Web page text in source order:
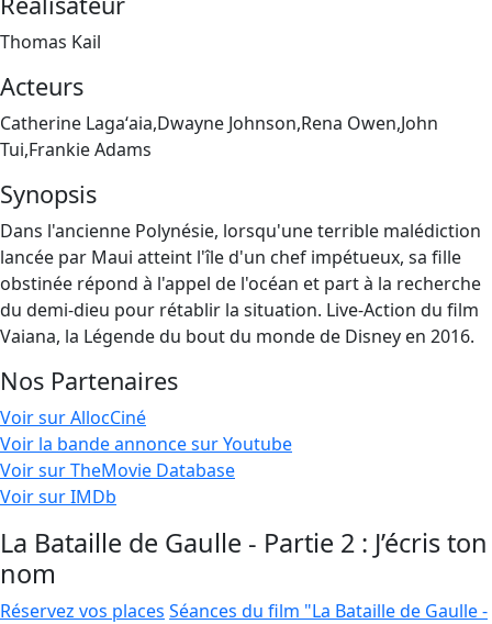
Thomas Kail
Acteurs
Catherine Lagaʻaia,Dwayne Johnson,Rena Owen,John
Tui,Frankie Adams
Synopsis
Dans l'ancienne Polynésie, lorsqu'une terrible malédiction
lancée par Maui atteint l'île d'un chef impétueux, sa fille
obstinée répond à l'appel de l'océan et part à la recherche
du demi-dieu pour rétablir la situation. Live-Action du film
Vaiana, la Légende du bout du monde de Disney en 2016.
Nos Partenaires
Voir sur AllocCiné
Voir la bande annonce sur Youtube
Voir sur TheMovie Database
Voir sur IMDb
La Bataille de Gaulle - Partie 2 : J’écris ton
nom
Réservez vos places Séances du film "La Bataille de Gaulle -